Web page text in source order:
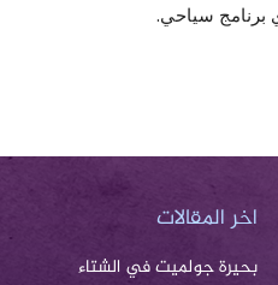
برنامج سياحي.
اخر المقالات
بحيرة جولميت في الشتاء